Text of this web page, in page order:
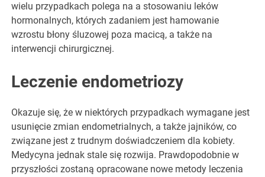
wielu przypadkach polega na a stosowaniu leków
hormonalnych, których zadaniem jest hamowanie
wzrostu błony śluzowej poza macicą, a także na
interwencji chirurgicznej.
Leczenie endometriozy
Okazuje się, że w niektórych przypadkach wymagane jest
usunięcie zmian endometrialnych, a także jajników, co
związane jest z trudnym doświadczeniem dla kobiety.
Medycyna jednak stale się rozwija. Prawdopodobnie w
przyszłości zostaną opracowane nowe metody leczenia